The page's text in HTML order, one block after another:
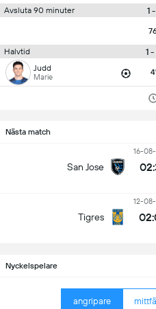
Avsluta 90 minuter 1 -
Halvtid 1
Judd
Marie 4'
Nästa match
San Jose
16-
Tigres
12-
Nyckelspelare
angripare